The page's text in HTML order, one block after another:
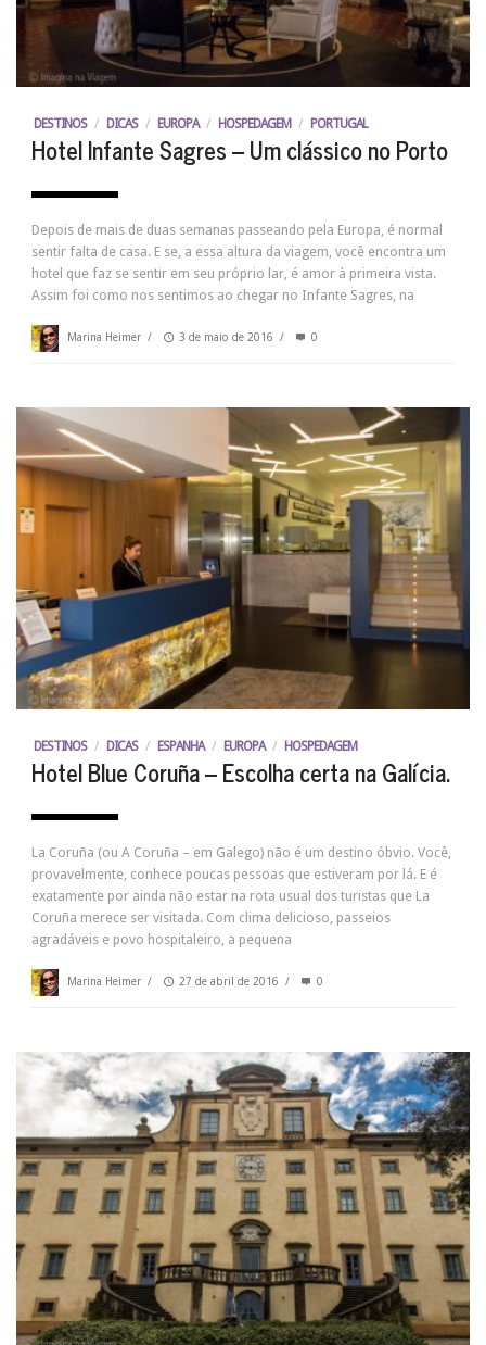
DESTINOS / DICAS / EUROPA / HOSPEDAGEM / PORTUGAL
Hotel Infante Sagres – Um clássico no Porto
Depois de mais de duas semanas passeando pela Europa, é normal
sentir falta de casa. E se, a essa altura da viagem, você encontra um
hotel que faz se sentir em seu próprio lar, é amor à primeira vista.
Assim foi como nos sentimos ao chegar no Infante Sagres, na
Marina Heimer / 3 de maio de 2016 / 0
DESTINOS / DICAS / ESPANHA / EUROPA / HOSPEDAGEM
Hotel Blue Coruña – Escolha certa na Galícia.
La Coruña (ou A Coruña – em Galego) não é um destino óbvio. Você,
provavelmente, conhece poucas pessoas que estiveram por lá. E é
exatamente por ainda não estar na rota usual dos turistas que La
Coruña merece ser visitada. Com clima delicioso, passeios
agradáveis e povo hospitaleiro, a pequena
Marina Heimer / 27 de abril de 2016 / 0